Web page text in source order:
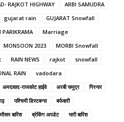
RAJKOT HIGHWAY
ARBI SAMUDRA
gujarat rain
GUJARAT Snowfall
PARIKRAMA
Marriage
MONSOON 2023
MORBI Snowfall
RAIN NEWS rajkot
snowfall
RAIN
vadodara
अमदावाद-राजकोट हाईवे अरबी समुद्र
गिरनार
पश्चिमी डिस्टबन्स
बर्फबारी
बारिश ब्रेकिंग अपडेट
भारी बारिश